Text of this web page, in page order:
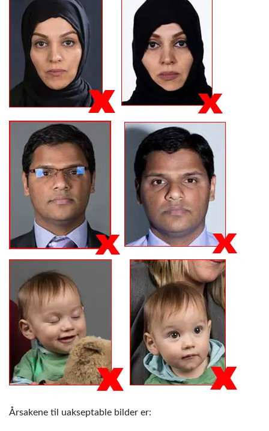
Årsakene til uakseptable bilder er: